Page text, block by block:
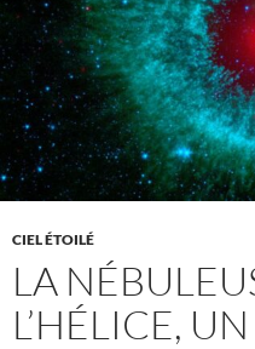
CIEL ÉTOILÉ
LA
L’HÉLICE,